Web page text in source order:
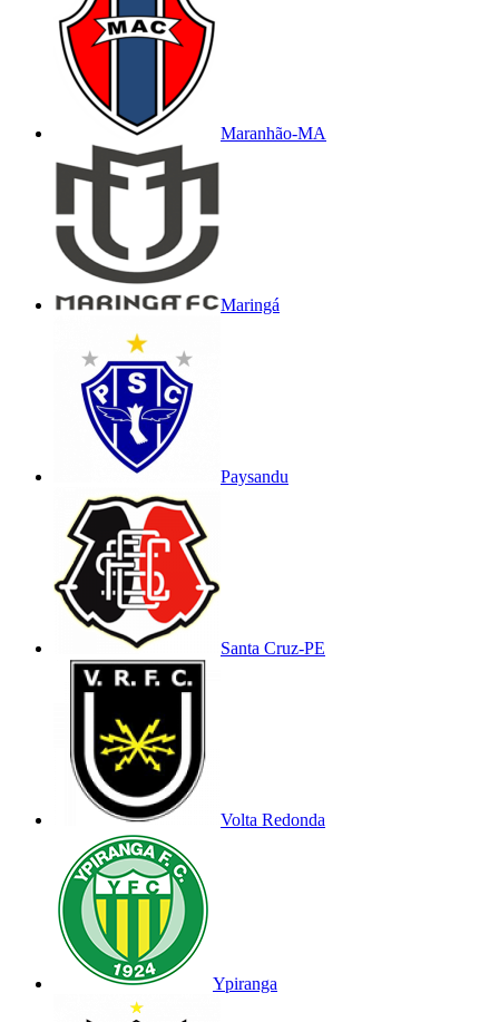
Maranhão-MA
Maringá
Paysandu
Santa Cruz-PE
Volta Redonda
Ypiranga